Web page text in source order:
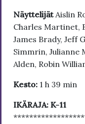
NäyttelijätAislin
Charles Martinet,
James Brady, Jeff
Simmrin, Julianne
Alden, Robin
Kesto: 1 h 39 min
IKÄRAJA: K-11